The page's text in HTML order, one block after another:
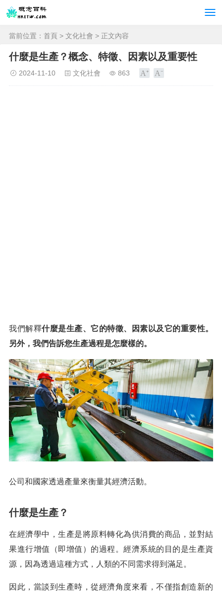
當前位置： 首頁 > 文化社會 > 正文內容
什麼是生產？概念、特徵、因素以及重要性
2024-11-10 文化社會 863
我們解釋什麼是生產、它的特徵、因素以及它的重要性。
另外，我們告訴您生產過程是怎麼樣的。
公司和國家透過產量來衡量其經濟活動。
什麼是生產？
在經濟學中，生產是將原料轉化為供消費的商品，並對結
果進行增值（即增值）的過程。經濟系統的目的是生產資
源，因為透過這種方式，人類的不同需求得到滿足。
因此，當談到生產時，從經濟角度來看，不僅指創造新的